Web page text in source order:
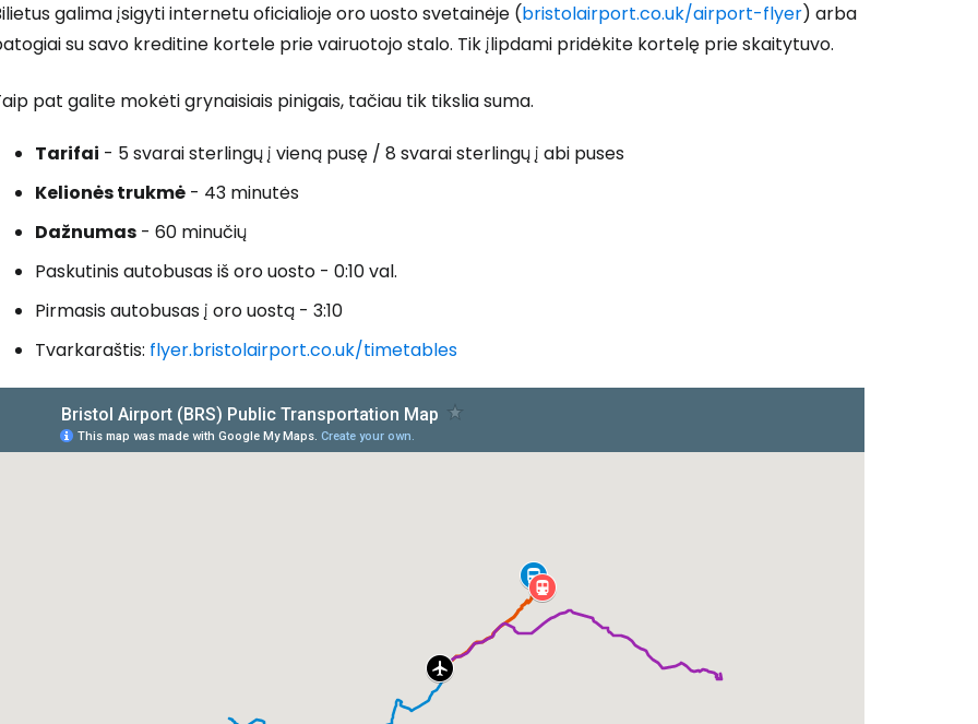
galima įsigyti internetu oficialioje oro uosto svetainėje (bristolairport.co.uk/airport-flyer) arba
su savo kreditine kortele prie vairuotojo stalo. Tik įlipdami pridėkite kortelę prie skaitytuvo.
pat galite mokėti grynaisiais pinigais, tačiau tik tikslia suma.
Tarifai - 5 svarai sterlingų į vieną pusę / 8 svarai sterlingų į abi puses
Kelionės trukmė - 43 minutės
Dažnumas - 60 minučių
Paskutinis autobusas iš oro uosto - 0:10 val.
Pirmasis autobusas į oro uostą - 3:10
Tvarkaraštis: flyer.bristolairport.co.uk/timetables